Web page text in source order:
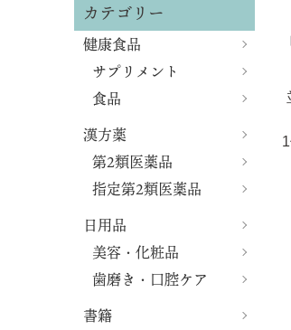
カテゴリー
健康食品
サプリメント
食品
漢方薬
第2類医薬品
指定第2類医薬品
日用品
美容・化粧品
歯磨き・口腔ケア
書籍